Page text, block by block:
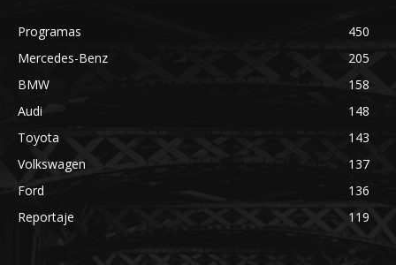
Programas
450
Mercedes-Benz
205
BMW
158
Audi
148
Toyota
143
Volkswagen
137
Ford
136
Reportaje
119